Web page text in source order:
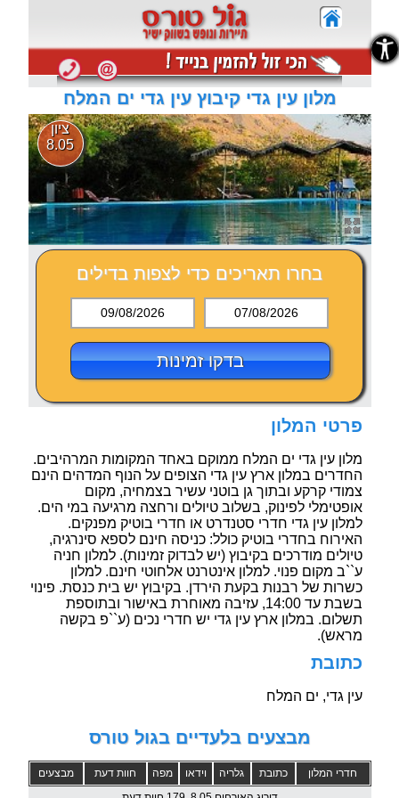
מלון עין גדי קיבוץ עין גדי ים המלח
ציון
8.05
בחרו תאריכים כדי לצפות בדילים
09/08/2026 07/08/2026
בדקו זמינות
פרטי המלון
מלון עין גדי ים המלח ממוקם באחד המקומות המרהיבים.
החדרים במלון ארץ עין גדי הצופים על הנוף המדהים הינם
צמודי קרקע ובתוך גן בוטני עשיר בצמחיה, מקום
אופטימלי לפינוק, בשלוב טיולים ורחצה מרגיעה במי הים.
למלון עין גדי חדרי סטנדרט או חדרי בוטיק מפנקים.
האירוח בחדרי בוטיק כולל: כניסה חינם לספא סינרגיה,
טיולים מודרכים בקיבוץ (יש לבדוק זמינות). למלון חניה
ע``ב מקום פנוי. למלון אינטרנט אלחוטי חינם. למלון
כשרות של רבנות בקעת הירדן. בקיבוץ יש בית כנסת. פינוי
בשבת עד 14:00, עזיבה מאוחרת באישור ובתוספת
תשלום. במלון ארץ עין גדי יש חדרי נכים (ע``פ בקשה
מראש).
כתובת
עין גדי, ים המלח
מבצעים בלעדיים בגול טורס
מבצעים חוות דעת מפה וידאו גלריה כתובת
חדרי המלון
נגישות
נגישות